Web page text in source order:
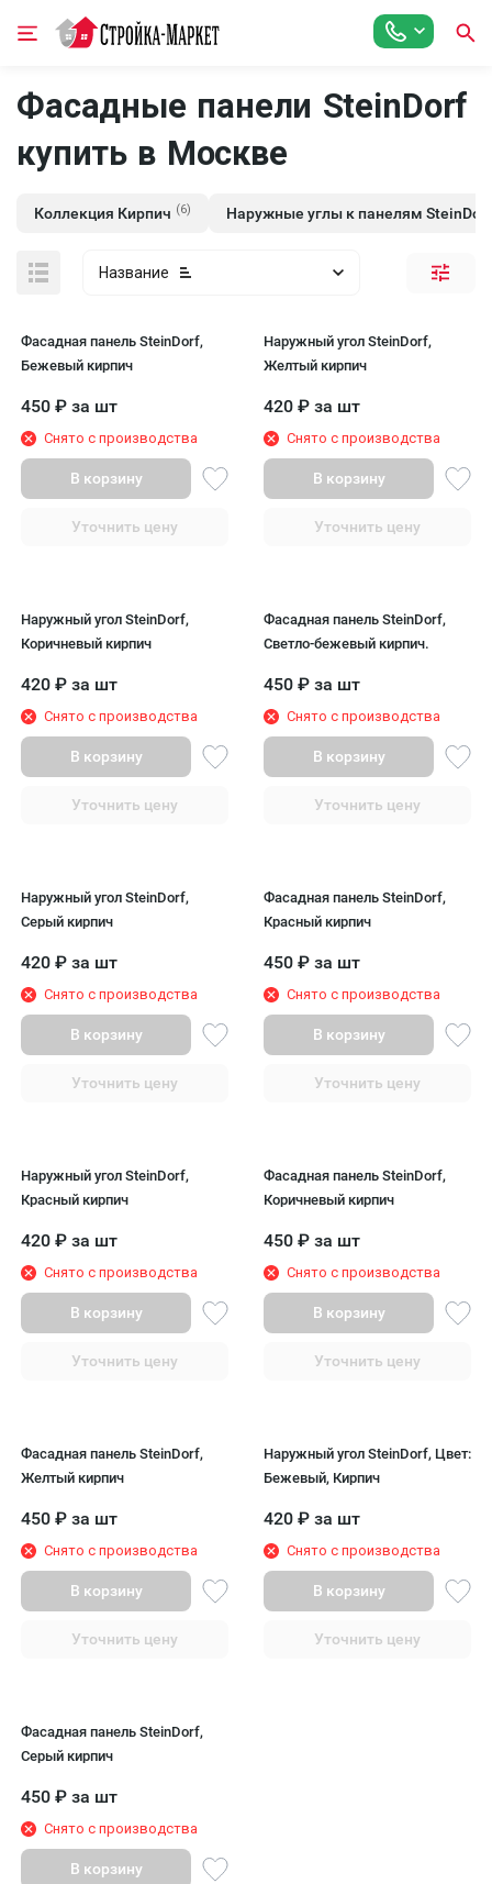
Фасадные панели SteinDorf
купить в Москве
Коллекция Кирпич (6) Наружные углы к панелям SteinDorf
Название
Фасадная панель SteinDorf,
Бежевый кирпич
450 ₽ за шт
Снято с производства
В корзину
Уточнить цену
Наружный угол SteinDorf,
Желтый кирпич
420 ₽ за шт
Снято с производства
В корзину
Уточнить цену
Наружный угол SteinDorf,
Коричневый кирпич
420 ₽ за шт
Снято с производства
В корзину
Уточнить цену
Фасадная панель SteinDorf,
Светло-бежевый кирпич.
450 ₽ за шт
Снято с производства
В корзину
Уточнить цену
Наружный угол SteinDorf,
Серый кирпич
420 ₽ за шт
Снято с производства
В корзину
Уточнить цену
Фасадная панель SteinDorf,
Красный кирпич
450 ₽ за шт
Снято с производства
В корзину
Уточнить цену
Наружный угол SteinDorf,
Красный кирпич
420 ₽ за шт
Снято с производства
В корзину
Уточнить цену
Фасадная панель SteinDorf,
Коричневый кирпич
450 ₽ за шт
Снято с производства
В корзину
Уточнить цену
Фасадная панель SteinDorf,
Желтый кирпич
450 ₽ за шт
Снято с производства
В корзину
Уточнить цену
Наружный угол SteinDorf, Цвет:
Бежевый, Кирпич
420 ₽ за шт
Снято с производства
В корзину
Уточнить цену
Фасадная панель SteinDorf,
Серый кирпич
450 ₽ за шт
Снято с производства
В корзину